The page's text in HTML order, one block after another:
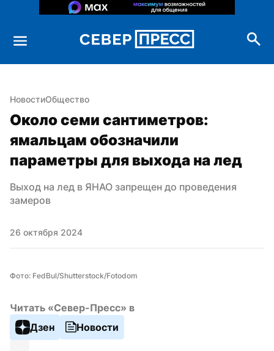
НовостиОбщество
Около семи сантиметров:
ямальцам обозначили
параметры для выхода на лед
Выход на лед в ЯНАО запрещен до проведения
замеров
26 октября 2024
Фото: FedBul/Shutterstock/Fotodom
Читать «Север-Пресс» в
Дзен
Новости